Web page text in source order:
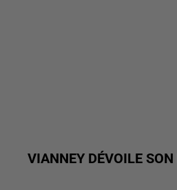
VIANNEY DÉVOILE